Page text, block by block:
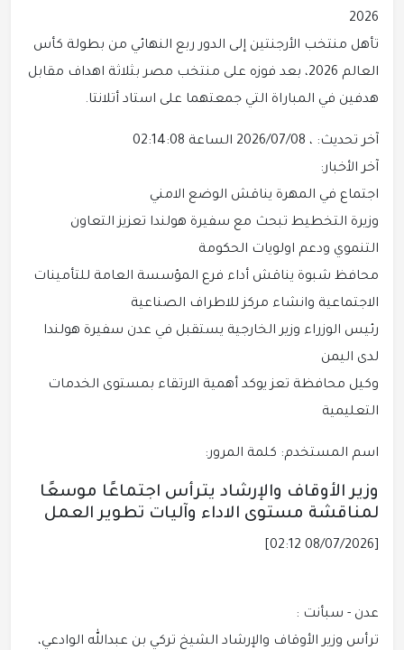
2026
تأهل منتخب الأرجنتين إلى الدور ربع النهائي من بطولة كأس
العالم 2026، بعد فوزه على منتخب مصر بثلاثة اهداف مقابل
هدفين في المباراة التي جمعتهما على استاد أتلانتا.
آخر تحديث: ، 2026/07/08 الساعة 02:14:08
آخر الأخبار:
اجتماع في المهرة يناقش الوضع الامني
وزيرة التخطيط تبحث مع سفيرة هولندا تعزيز التعاون
التنموي ودعم اولويات الحكومة
محافظ شبوة يناقش أداء فرع المؤسسة العامة للتأمينات
الاجتماعية وانشاء مركز للاطراف الصناعية
رئيس الوزراء وزير الخارجية يستقبل في عدن سفيرة هولندا
لدى اليمن
وكيل محافظة تعز يوكد أهمية الارتقاء بمستوى الخدمات
التعليمية
اسم المستخدم: كلمة المرور:
وزير الأوقاف والإرشاد يترأس اجتماعًا موسعًا
لمناقشة مستوى الاداء وآليات تطوير العمل
[08/07/2026 02:12]
عدن - سبأنت :
ترأس وزير الأوقاف والإرشاد الشيخ تركي بن عبدالله الوادعي،